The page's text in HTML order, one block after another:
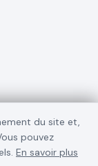
du site et,
pouvez
En savoir plus